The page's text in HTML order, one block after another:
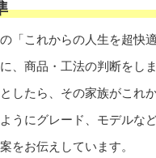
「これからの人生を超快
、商品・工法の判断をし
したら、その家族がこれ
うにグレード、モデルな
をお伝えしています。